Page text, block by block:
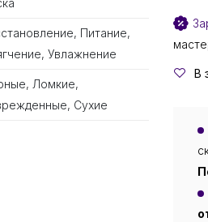
Питание,
Увлажнение
Ломкие,
Сухие
В